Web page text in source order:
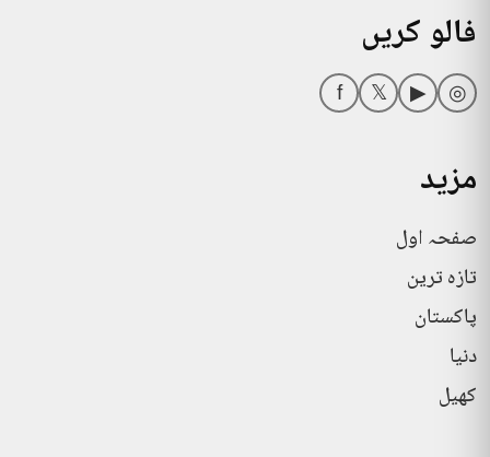
فالو کریں
◎
▶
𝕏
f
مزید
صفحہ اول
تازہ ترین
پاکستان
دنیا
کھیل